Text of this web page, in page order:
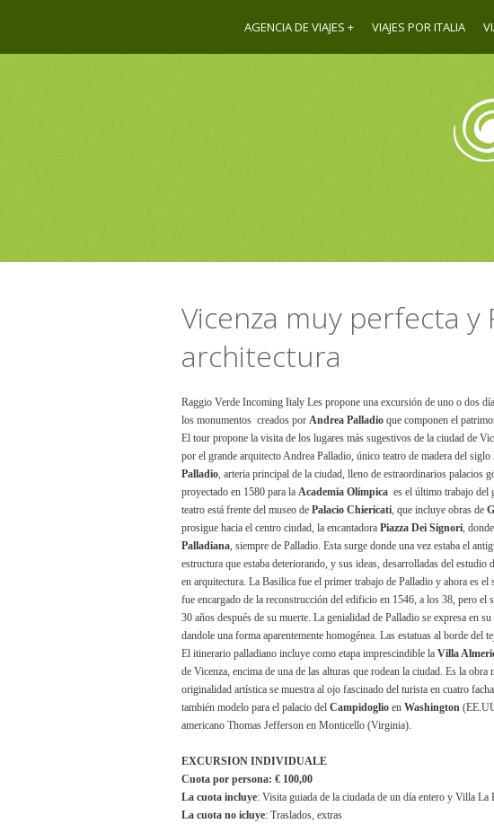
AGENCIA DE VIAJES VIAJES POR ITALIA
Vicenza muy perfecta y
architectura
Raggio Verde Incoming Italy Les propone una excursión de uno o dos
los monumentos creados por Andrea Palladio que componen el
El tour propone la visita de los lugares más sugestivos de la ciudad de
por el grande arquitecto Andrea Palladio, único teatro de madera del
Palladio, arteria principal de la ciudad, lleno de estraordinarios palacios
proyectado en 1580 para la Academia Olímpica es el último trabajo del
teatro está frente del museo de Palacio Chiericati, que incluye obras de
prosigue hacia el centro ciudad, la encantadora Piazza Dei Signori,
Palladiana, siempre de Palladio. Esta surge donde una vez estaba el
estructura que estaba deteriorando, y sus ideas, desarrolladas del
en arquitectura. La Basilica fue el primer trabajo de Palladio y ahora es
fue encargado de la reconstrucción del edificio en 1546, a los 38, pero el
30 años después de su muerte. La genialidad de Palladio se expresa en
dandole una forma aparentemente homogénea. Las estatuas al borde
El itinerario palladiano incluye como etapa imprescindible la Villa
de Vicenza, encima de una de las alturas que rodean la ciudad. Es la
originalidad artística se muestra al ojo fascinado del turista en cuatro
también modelo para el palacio del Campidoglio en Washington
americano Thomas Jefferson en Monticello (Virginia).
EXCURSION INDIVIDUALE
Cuota por persona: € 100,00
La cuota incluye: Visita guiada de la ciudada de un día entero y Villa La
La cuota no icluye: Traslados, extras